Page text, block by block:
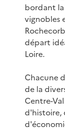
bordant la
vignobles
départ
Loire.
Chacune
de la
Centre-
d'histoire,